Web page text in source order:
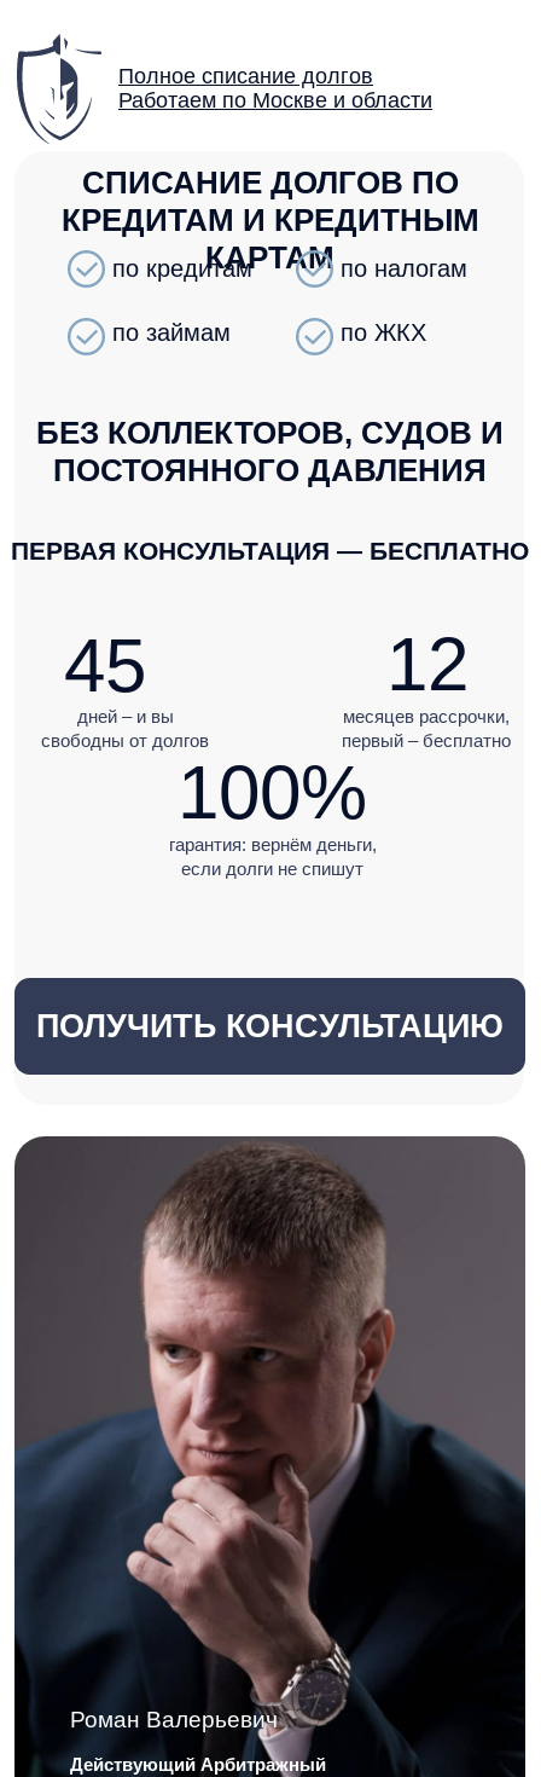
Полное списание долгов
Работаем по Москве и области
СПИСАНИЕ ДОЛГОВ ПО
КРЕДИТАМ И КРЕДИТНЫМ
КАРТАМ
ПЕРВАЯ КОНСУЛЬТАЦИЯ — БЕСПЛАТНО
БЕЗ КОЛЛЕКТОРОВ, СУДОВ И
45 12
ПОЛУЧИТЬ КОНСУЛЬТАЦИЮ
по кредитам по налогам
по займам по ЖКХ
гарантия: вернём деньги,
Роман Валерьевич
Действующий Арбитражный
(финансовый) управляющий АМСРО
"Содействие"
Свобода от долгов с
момента подписания
договора